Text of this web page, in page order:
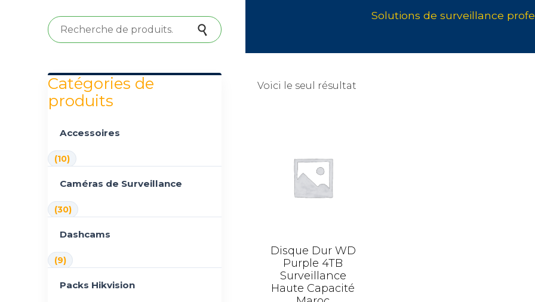
Voici le seul résultat
Disque Dur WD
Purple 4TB
Surveillance
Haute Capacité
Recherche pour :
Recherche
Catégories de
produits
Accessoires
(10)
Caméras de Surveillance
(30)
Dashcams
(9)
Packs Hikvision